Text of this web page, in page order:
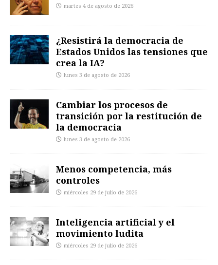
martes 4 de agosto de 2026
¿Resistirá la democracia de
Estados Unidos las tensiones que
crea la IA?
lunes 3 de agosto de 2026
Cambiar los procesos de
transición por la restitución de
la democracia
lunes 3 de agosto de 2026
Menos competencia, más
controles
miércoles 29 de julio de 2026
Inteligencia artificial y el
movimiento ludita
miércoles 29 de julio de 2026